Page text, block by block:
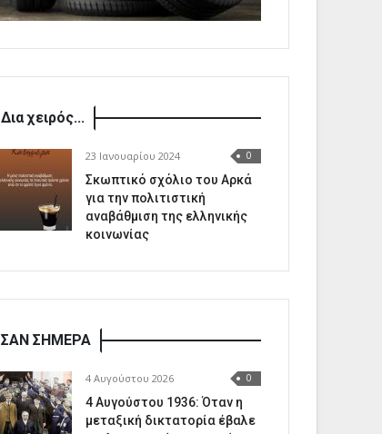
Δια χειρός...
23 Ιανουαρίου 2024 0
Σκωπτικό σχόλιο του Αρκά
για την πολιτιστική
αναβάθμιση της ελληνικής
κοινωνίας
ΣΑΝ ΣΗΜΕΡΑ
4 Αυγούστου 2026 0
4 Αυγούστου 1936: Όταν η
μεταξική δικτατορία έβαλε